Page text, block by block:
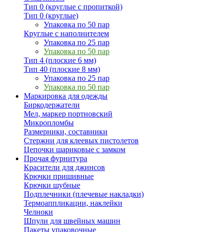
Тип 0 (круглые с пропиткой)
Тип 0 (круглые)
Упаковка по 50 пар
Круглые с наполнителем
Упаковка по 25 пар
Упаковка по 50 пар
Тип 4 (плоские 6 мм)
Тип 40 (плоские 8 мм)
Упаковка по 25 пар
Упаковка по 50 пар
Маркировка для одежды
Биркодержатели
Мел, маркер портновский
Микропломбы
Размерники, составники
Стержни для клеевых пистолетов
Цепочки шариковые с замком
Прочая фурнитура
Красители для джинсов
Крючки пришивные
Крючки шубные
Подплечники (плечевые накладки)
Термоаппликации, наклейки
Челноки
Шпули для швейных машин
Пакеты упаковочные